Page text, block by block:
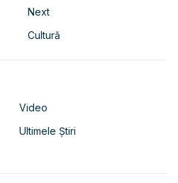
Next
Cultură
Video
Ultimele Știri